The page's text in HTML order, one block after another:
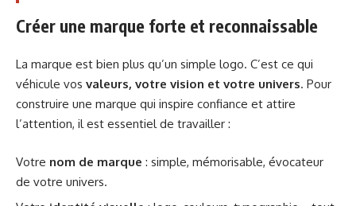
Créer une marque forte et reconnaissable
La marque est bien plus qu’un simple logo. C’est ce qui
véhicule vos valeurs, votre vision et votre univers. Pour
construire une marque qui inspire confiance et attire
l’attention, il est essentiel de travailler :
Votre nom de marque : simple, mémorisable, évocateur
de votre univers.